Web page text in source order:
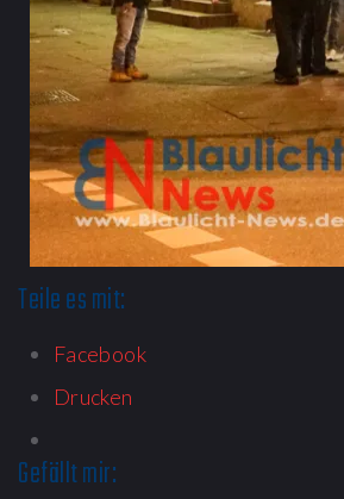
Teile es mit:
Facebook
Drucken
Gefällt mir: